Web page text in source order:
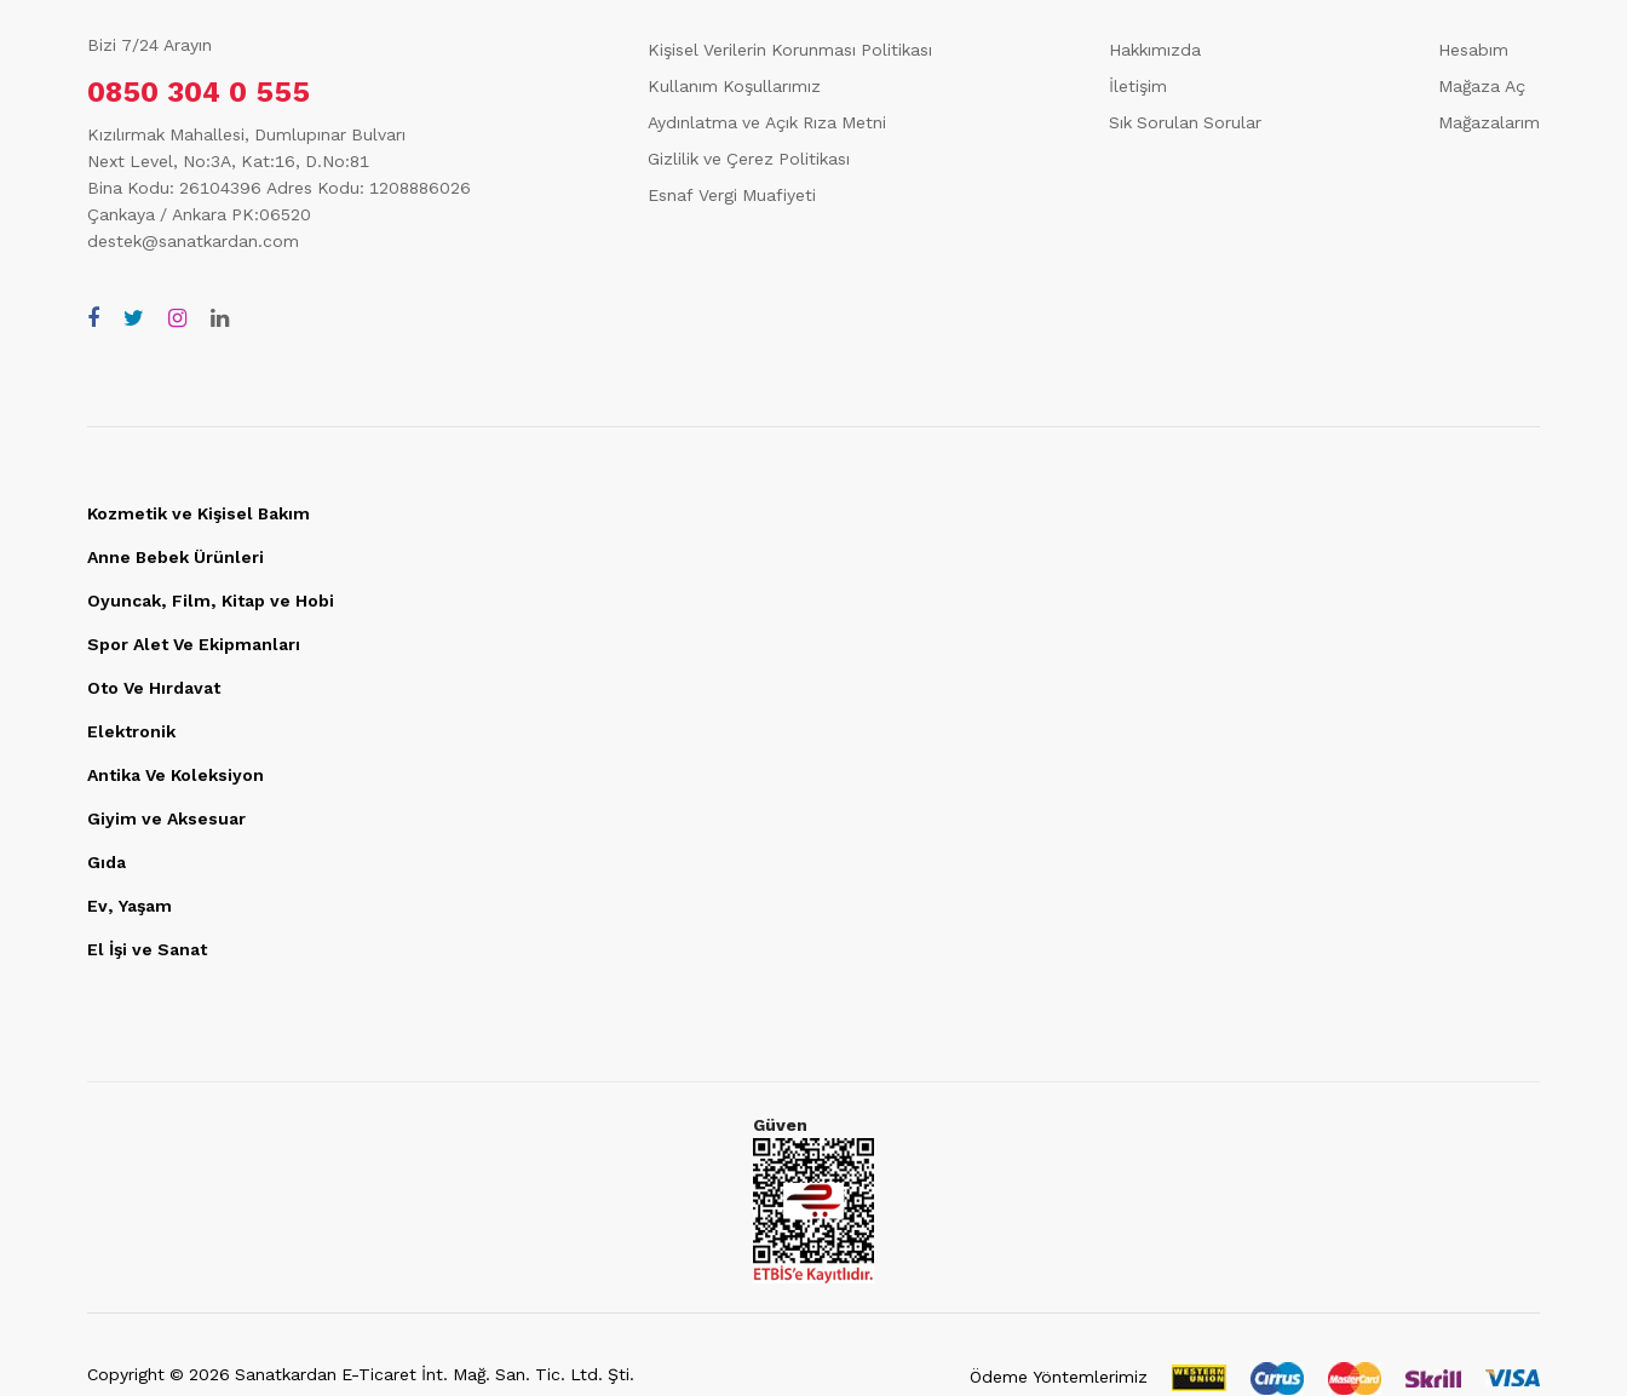
Bizi 7/24 Arayın
0850 304 0 555
Kızılırmak Mahallesi, Dumlupınar Bulvarı
Next Level, No:3A, Kat:16, D.No:81
Bina Kodu: 26104396 Adres Kodu: 1208886026
Çankaya / Ankara PK:06520
destek@sanatkardan.com
Kişisel Verilerin Korunması Politikası
Kullanım Koşullarımız
Aydınlatma ve Açık Rıza Metni
Gizlilik ve Çerez Politikası
Esnaf Vergi Muafiyeti
Hakkımızda
İletişim
Sık Sorulan Sorular
Hesabım
Mağaza Aç
Mağazalarım
Kozmetik ve Kişisel Bakım
Anne Bebek Ürünleri
Oyuncak, Film, Kitap ve Hobi
Spor Alet Ve Ekipmanları
Oto Ve Hırdavat
Elektronik
Antika Ve Koleksiyon
Giyim ve Aksesuar
Gıda
Ev, Yaşam
El İşi ve Sanat
Güven
Copyright © 2026 Sanatkardan E-Ticaret İnt. Mağ. San. Tic. Ltd. Şti. Ödeme Yöntemlerimiz